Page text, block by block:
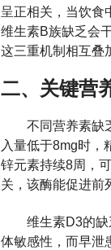
呈正相关，当饮食
维生素B族缺乏会
这三重机制相互叠
二、关键营
不同营养素缺
入量低于8mg时，
锌元素持续8周，
关，该酶能促进前
维生素D3的
体敏感性，而早泄